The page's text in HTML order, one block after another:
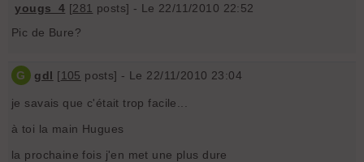
yougs_4 [281 posts] - Le 22/11/2010 22:52
Pic de Bure?
G gdl [105 posts] - Le 22/11/2010 23:04
je savais que c'était trop facile...
à toi la main Hugues
la prochaine fois j'en met une plus dure